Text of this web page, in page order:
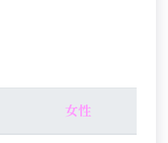
女性